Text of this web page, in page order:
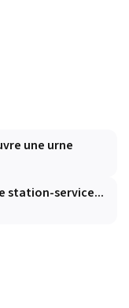
une urne
station-service...